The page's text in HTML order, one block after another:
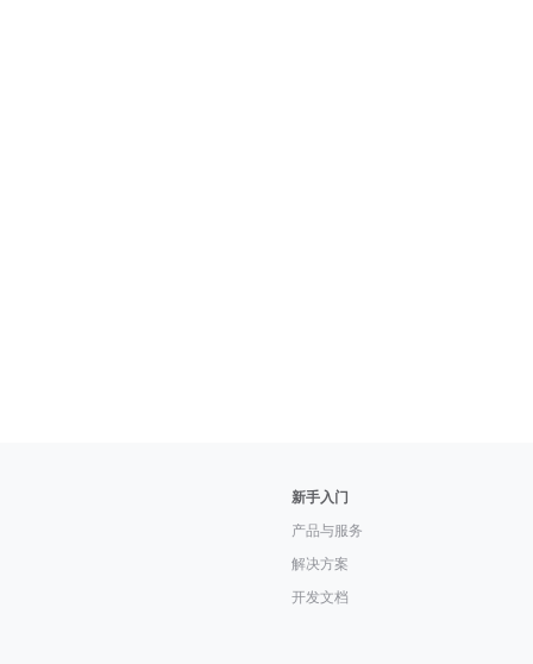
新手入门
产品与服务
解决方案
开发文档